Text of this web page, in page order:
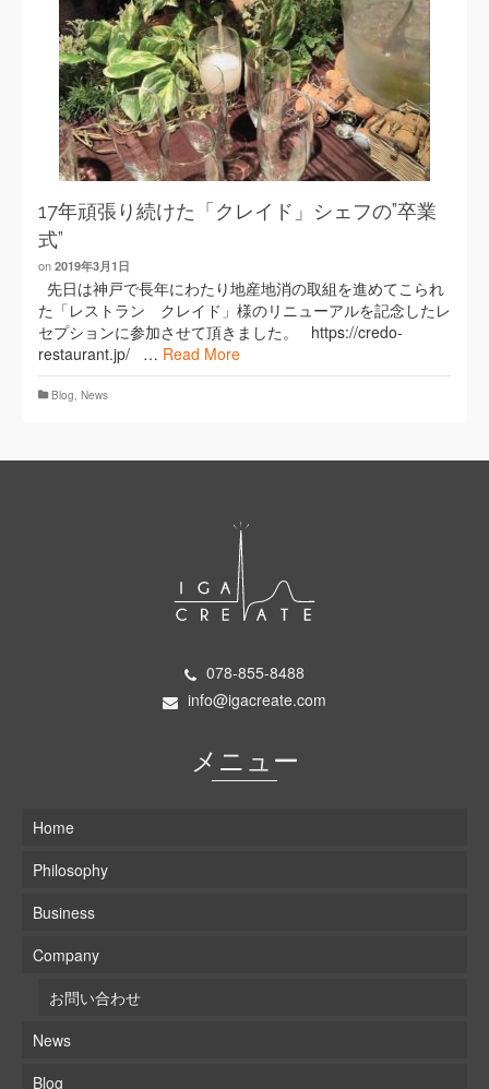
17年頑張り続けた「クレイド」シェフの”卒業
式”
on 2019年3月1日
先日は神戸で長年にわたり地産地消の取組を進めてこられ
た「レストラン クレイド」様のリニューアルを記念したレ
セプションに参加させて頂きました。 https://credo-
restaurant.jp/ … Read More
Blog, News
078-855-8488
info@igacreate.com
メニュー
Home
Philosophy
Business
Company
お問い合わせ
News
Blog